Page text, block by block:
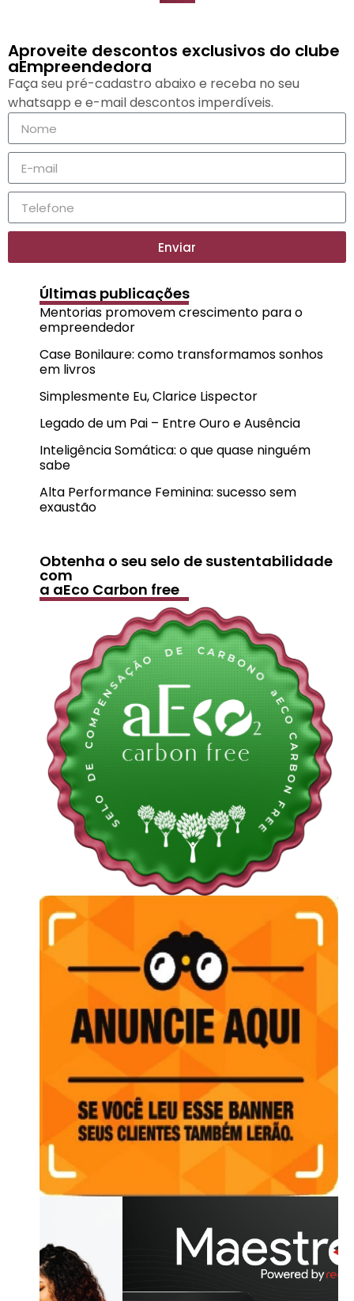
Aproveite descontos exclusivos do clube
aEmpreendedora
Faça seu pré-cadastro abaixo e receba no seu
whatsapp e e-mail descontos imperdíveis.
Enviar
Últimas publicações
Mentorias promovem crescimento para o
empreendedor
Case Bonilaure: como transformamos sonhos
em livros
Simplesmente Eu, Clarice Lispector
Legado de um Pai – Entre Ouro e Ausência
Inteligência Somática: o que quase ninguém
sabe
Alta Performance Feminina: sucesso sem
exaustão
Obtenha o seu selo de sustentabilidade
com
a aEco Carbon free